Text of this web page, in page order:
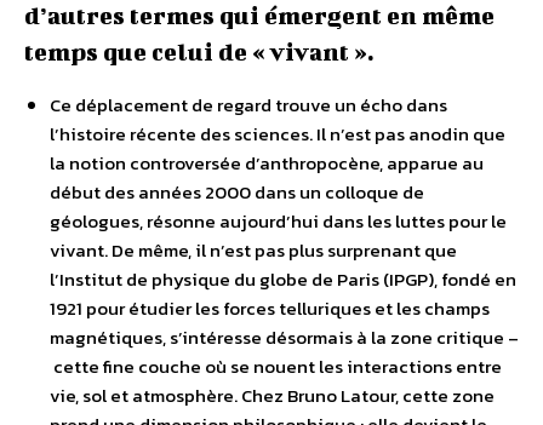
d’autres termes qui émergent en même
temps que celui de « vivant ».
Ce déplacement de regard trouve un écho dans
l’histoire récente des sciences. Il n’est pas anodin que
la notion controversée d’anthropocène, apparue au
début des années 2000 dans un colloque de
géologues, résonne aujourd’hui dans les luttes pour le
vivant. De même, il n’est pas plus surprenant que
l’Institut de physique du globe de Paris (IPGP), fondé en
1921 pour étudier les forces telluriques et les champs
magnétiques, s’intéresse désormais à la zone critique –
cette fine couche où se nouent les interactions entre
vie, sol et atmosphère. Chez Bruno Latour, cette zone